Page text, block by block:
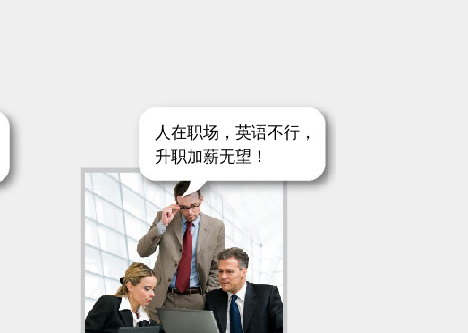
人在职场，英语不行，
升职加薪无望！